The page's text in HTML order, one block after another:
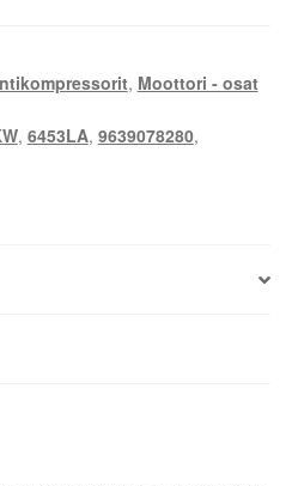
, Moottori - osat
, 6453LA, 9639078280,